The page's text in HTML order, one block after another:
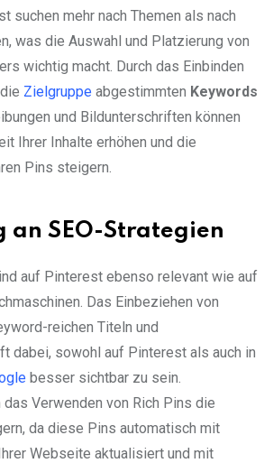
suchen mehr nach Themen als nach
was die Auswahl und Platzierung von
wichtig macht. Durch das Einbinden
Zielgruppe abgestimmten Keywords
und Bildunterschriften können
Ihrer Inhalte erhöhen und die
Pins steigern.
an SEO-Strategien
auf Pinterest ebenso relevant wie auf
Das Einbeziehen von
reichen Titeln und
dabei, sowohl auf Pinterest als auch in
besser sichtbar zu sein.
Verwenden von Rich Pins die
da diese Pins automatisch mit
Webseite aktualisiert und mit